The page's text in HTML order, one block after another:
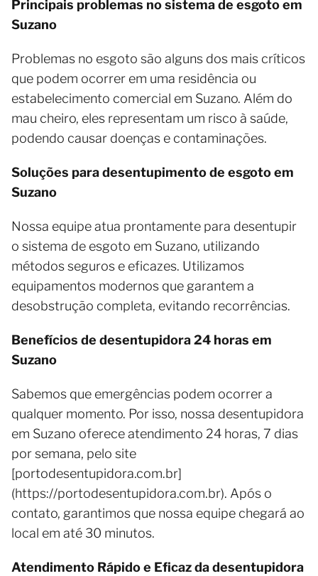
Principais problemas no sistema de esgoto em
Suzano
Problemas no esgoto são alguns dos mais críticos
que podem ocorrer em uma residência ou
estabelecimento comercial em Suzano. Além do
mau cheiro, eles representam um risco à saúde,
podendo causar doenças e contaminações.
Soluções para desentupimento de esgoto em
Suzano
Nossa equipe atua prontamente para desentupir
o sistema de esgoto em Suzano, utilizando
métodos seguros e eficazes. Utilizamos
equipamentos modernos que garantem a
desobstrução completa, evitando recorrências.
Benefícios de desentupidora 24 horas em
Suzano
Sabemos que emergências podem ocorrer a
qualquer momento. Por isso, nossa desentupidora
em Suzano oferece atendimento 24 horas, 7 dias
por semana, pelo site
[portodesentupidora.com.br]
(https://portodesentupidora.com.br). Após o
contato, garantimos que nossa equipe chegará ao
local em até 30 minutos.
Atendimento Rápido e Eficaz da desentupidora